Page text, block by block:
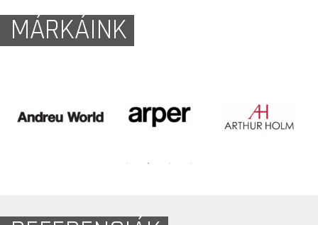
MÁRKÁINK